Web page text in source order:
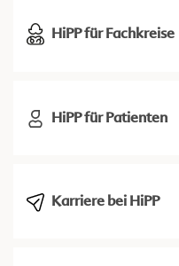
HiPP für Fachkreise
HiPP für Patienten
Karriere bei HiPP